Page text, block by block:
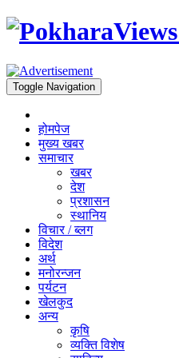
Toggle Navigation
होमपेज
मुख्य खबर
समाचार
खबर
देश
प्रशासन
स्थानिय
विचार / ब्लग
विदेश
अर्थ
मनोरन्जन
पर्यटन
खेलकुद
अन्य
कृषि
व्यक्ति विशेष